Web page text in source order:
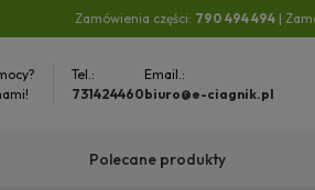
Zamówienia części: 790 494 494 |
Tel.:
731424460
Email.:
biuro@e-ciagnik.pl
Polecane produkty